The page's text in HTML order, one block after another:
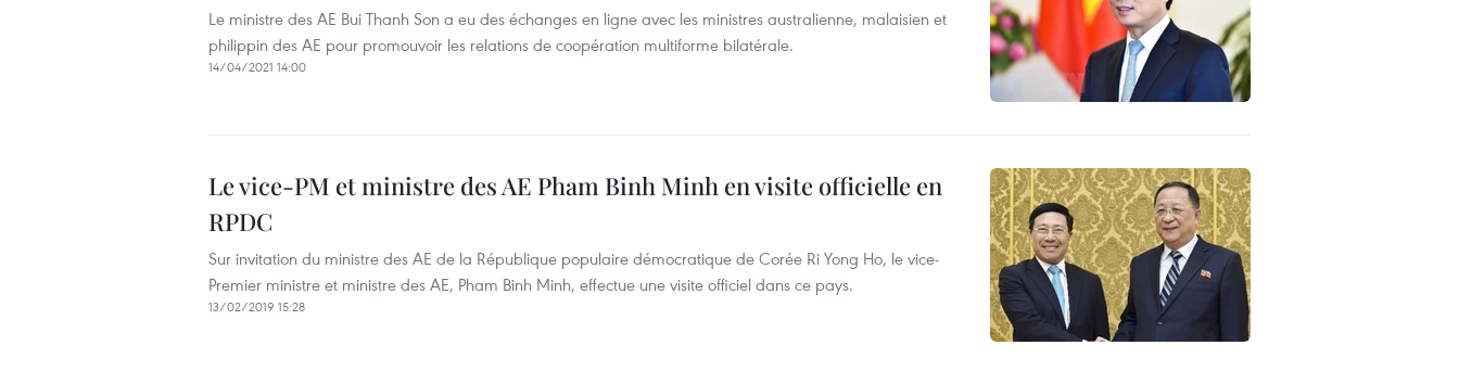
Le ministre des AE Bui Thanh Son a eu des échanges en ligne avec les ministres australienne, malaisien et
philippin des AE pour promouvoir les relations de coopération multiforme bilatérale.
14/04/2021 14:00
Le vice-PM et ministre des AE Pham Binh Minh en visite officielle en
RPDC
Sur invitation du ministre des AE de la République populaire démocratique de Corée Ri Yong Ho, le vice-
Premier ministre et ministre des AE, Pham Binh Minh, effectue une visite officiel dans ce pays.
13/02/2019 15:28